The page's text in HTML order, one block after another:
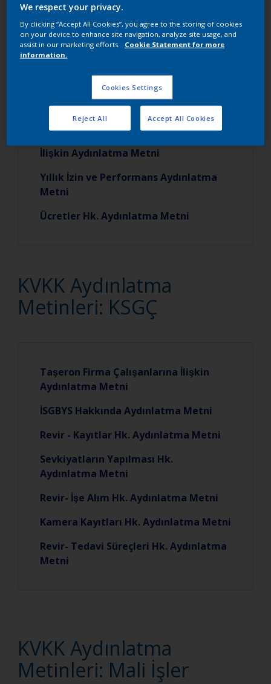
Ölçümleri Hk. Aydınlatma Metni
İşe Alım ve Mülakat Sürecine İlişkin
Aydınlatma Metni
Eğitim Yönetim Faaliyetleri Hakkında
Aydınlatma Metni
Sigorta işlemleri Hk. Aydınlatma Metni
İlişkin Aydınlatma Metni
Yıllık İzin ve Performans Aydınlatma
Metni
Ücretler Hk. Aydınlatma Metni
KVKK Aydınlatma
Metinleri: KSGÇ
Taşeron Firma Çalışanlarına İlişkin
Aydınlatma Metni
İSGBYS Hakkında Aydınlatma Metni
Revir - Kayıtlar Hk. Aydınlatma Metni
Sevkiyatların Yapılması Hk.
Aydınlatma Metni
Revir- İşe Alım Hk. Aydınlatma Metni
Kamera Kayıtları Hk. Aydınlatma Metni
Revir- Tedavi Süreçleri Hk. Aydınlatma
Metni
KVKK Aydınlatma
Metinleri: Mali İşler
We respect your privacy.
By clicking “Accept All Cookies”, you agree to the storing of cookies
on your device to enhance site navigation, analyze site usage, and
assist in our marketing efforts.
Cookie Statement for more
information.
Cookies Settings
Reject All Accept All Cookies